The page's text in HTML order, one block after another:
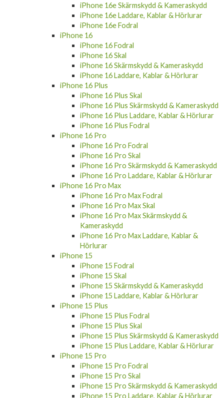
iPhone 16e Skärmskydd & Kameraskydd
iPhone 16e Laddare, Kablar & Hörlurar
iPhone 16e Fodral
iPhone 16
iPhone 16 Fodral
iPhone 16 Skal
iPhone 16 Skärmskydd & Kameraskydd
iPhone 16 Laddare, Kablar & Hörlurar
iPhone 16 Plus
iPhone 16 Plus Skal
iPhone 16 Plus Skärmskydd & Kameraskydd
iPhone 16 Plus Laddare, Kablar & Hörlurar
iPhone 16 Plus Fodral
iPhone 16 Pro
iPhone 16 Pro Fodral
iPhone 16 Pro Skal
iPhone 16 Pro Skärmskydd & Kameraskydd
iPhone 16 Pro Laddare, Kablar & Hörlurar
iPhone 16 Pro Max
iPhone 16 Pro Max Fodral
iPhone 16 Pro Max Skal
iPhone 16 Pro Max Skärmskydd &
Kameraskydd
iPhone 16 Pro Max Laddare, Kablar &
Hörlurar
iPhone 15
iPhone 15 Fodral
iPhone 15 Skal
iPhone 15 Skärmskydd & Kameraskydd
iPhone 15 Laddare, Kablar & Hörlurar
iPhone 15 Plus
iPhone 15 Plus Fodral
iPhone 15 Plus Skal
iPhone 15 Plus Skärmskydd & Kameraskydd
iPhone 15 Plus Laddare, Kablar & Hörlurar
iPhone 15 Pro
iPhone 15 Pro Fodral
iPhone 15 Pro Skal
iPhone 15 Pro Skärmskydd & Kameraskydd
iPhone 15 Pro Laddare, Kablar & Hörlurar